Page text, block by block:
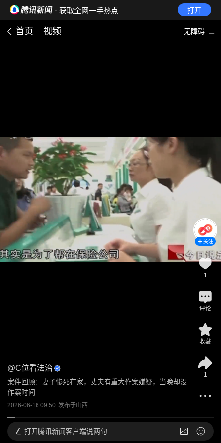
· 获取全网一手热点 打开
首页 视频 无障碍
@C位看法治
案件回顾：妻子惨死在家，丈夫有重大作案嫌疑，当晚却没
作案时间
2026-06-16 09:50 发布于山西
关注
1
评论
收藏
1
打开腾讯新闻客户端说两句